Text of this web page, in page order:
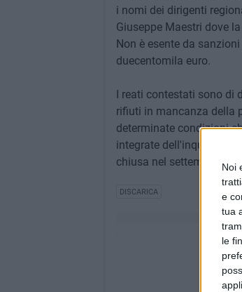
Noi
e
tua
le
i nomi dei dirigenti
Giuseppe Maestri dove
Non è esente da
duecentomila euro.
I reati contestati sono di
rifiuti in mancanza della
determinate condizioni
integrate
chiusa nel settembre
DISCARICA